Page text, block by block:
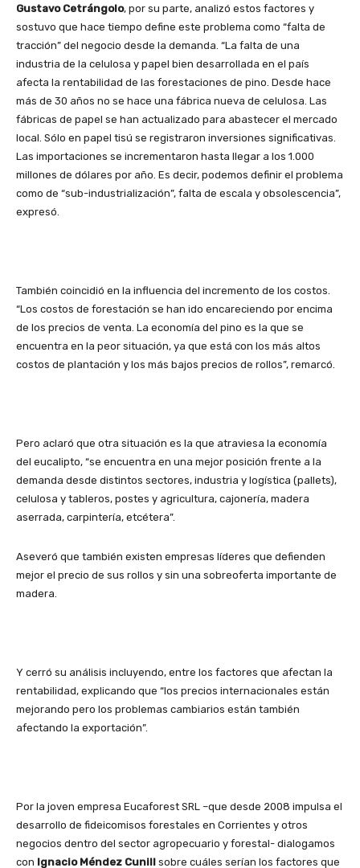
Gustavo Cetrángolo, por su parte, analizó estos factores y
sostuvo que hace tiempo define este problema como “falta de
tracción” del negocio desde la demanda. “La falta de una
industria de la celulosa y papel bien desarrollada en el país
afecta la rentabilidad de las forestaciones de pino. Desde hace
más de 30 años no se hace una fábrica nueva de celulosa. Las
fábricas de papel se han actualizado para abastecer el mercado
local. Sólo en papel tisú se registraron inversiones significativas.
Las importaciones se incrementaron hasta llegar a los 1.000
millones de dólares por año. Es decir, podemos definir el problema
como de “sub-industrialización”, falta de escala y obsolescencia”,
expresó.
También coincidió en la influencia del incremento de los costos.
“Los costos de forestación se han ido encareciendo por encima
de los precios de venta. La economía del pino es la que se
encuentra en la peor situación, ya que está con los más altos
costos de plantación y los más bajos precios de rollos”, remarcó.
Pero aclaró que otra situación es la que atraviesa la economía
del eucalipto, “se encuentra en una mejor posición frente a la
demanda desde distintos sectores, industria y logística (pallets),
celulosa y tableros, postes y agricultura, cajonería, madera
aserrada, carpintería, etcétera”.
Aseveró que también existen empresas líderes que defienden
mejor el precio de sus rollos y sin una sobreoferta importante de
madera.
Y cerró su análisis incluyendo, entre los factores que afectan la
rentabilidad, explicando que “los precios internacionales están
mejorando pero los problemas cambiarios están también
afectando la exportación”.
Por la joven empresa Eucaforest SRL –que desde 2008 impulsa el
desarrollo de fideicomisos forestales en Corrientes y otros
negocios dentro del sector agropecuario y forestal- dialogamos
con Ignacio Méndez Cunill sobre cuáles serían los factores que